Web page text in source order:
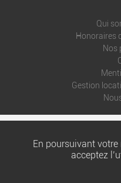
Qui
Honoraires
Nos
Gestion
En poursuivant
acceptez